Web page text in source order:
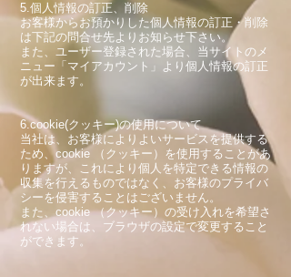
5.個人情報の訂正、削除
お客様からお預かりした個人情報の訂正・削除
は下記の問合せ先よりお知らせ下さい。
また、ユーザー登録された場合、当サイトのメ
ニュー「マイアカウント」より個人情報の訂正
が出来ます。
6.cookie(クッキー)の使用について
当社は、お客様によりよいサービスを提供する
ため、cookie （クッキー）を使用することがあ
りますが、これにより個人を特定できる情報の
収集を行えるものではなく、お客様のプライバ
シーを侵害することはございません。
また、cookie （クッキー）の受け入れを希望さ
れない場合は、ブラウザの設定で変更すること
ができます。